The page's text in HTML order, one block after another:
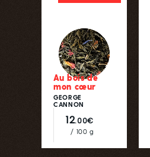
Au bois de
mon cœur
GEORGE
CANNON
12.00€
/ 100 g